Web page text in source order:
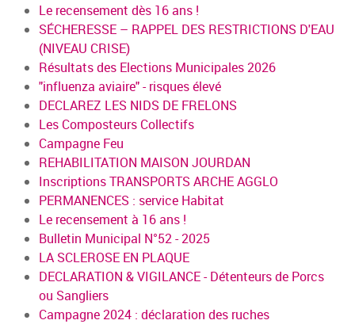
Le recensement dès 16 ans !
SÉCHERESSE – RAPPEL DES RESTRICTIONS D'EAU
(NIVEAU CRISE)
Résultats des Elections Municipales 2026
"influenza aviaire" - risques élevé
DECLAREZ LES NIDS DE FRELONS
Les Composteurs Collectifs
Campagne Feu
REHABILITATION MAISON JOURDAN
Inscriptions TRANSPORTS ARCHE AGGLO
PERMANENCES : service Habitat
Le recensement à 16 ans !
Bulletin Municipal N°52 - 2025
LA SCLEROSE EN PLAQUE
DECLARATION & VIGILANCE - Détenteurs de Porcs
ou Sangliers
Campagne 2024 : déclaration des ruches